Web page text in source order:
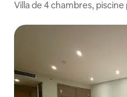
Villa de 4 chambres,